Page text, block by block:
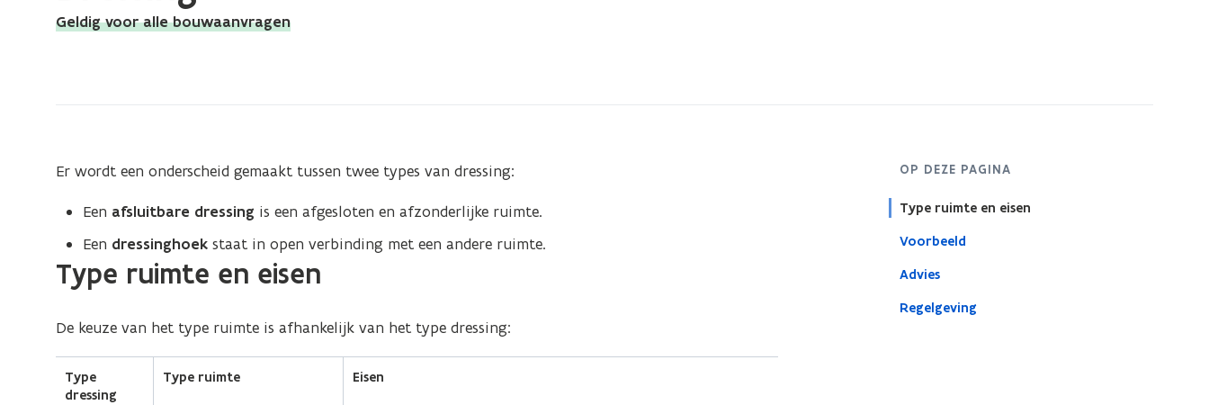
bevindt
Geldig voor alle bouwaanvragen
OP DEZE PAGINA
Type ruimte en eisen
Voorbeeld
Advies
Regelgeving
Er wordt een onderscheid gemaakt tussen twee types van dressing:
Een afsluitbare dressing is een afgesloten en afzonderlijke ruimte.
Een dressinghoek staat in open verbinding met een andere ruimte.
Type ruimte en eisen
De keuze van het type ruimte is afhankelijk van het type dressing:
(Scroll
(Scroll
rechts)
Type
dressing
Type ruimte Eisen